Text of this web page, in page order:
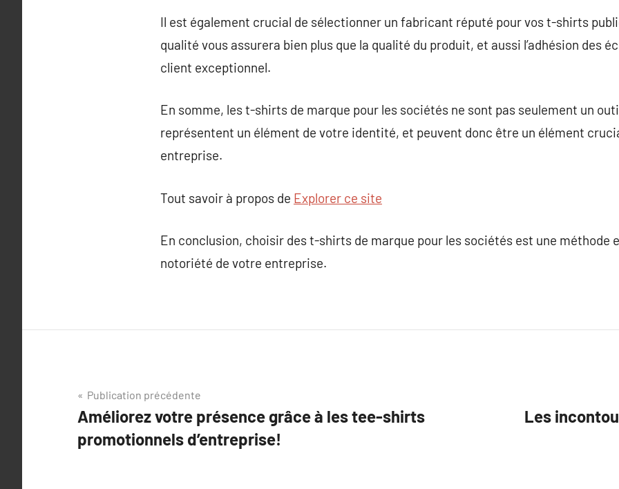
Il est également crucial de sélectionner un fabricant réputé pour vos t-shirts
qualité vous assurera bien plus que la qualité du produit, et aussi l’adhésion des
client exceptionnel.
En somme, les t-shirts de marque pour les sociétés ne sont pas seulement un
représentent un élément de votre identité, et peuvent donc être un élément
entreprise.
Tout savoir à propos de Explorer ce site
En conclusion, choisir des t-shirts de marque pour les sociétés est une méthode
notoriété de votre entreprise.
Navigation
de
l’article
Publication précédente
Améliorez votre présence grâce à les tee-shirts
promotionnels d’entreprise!
Les